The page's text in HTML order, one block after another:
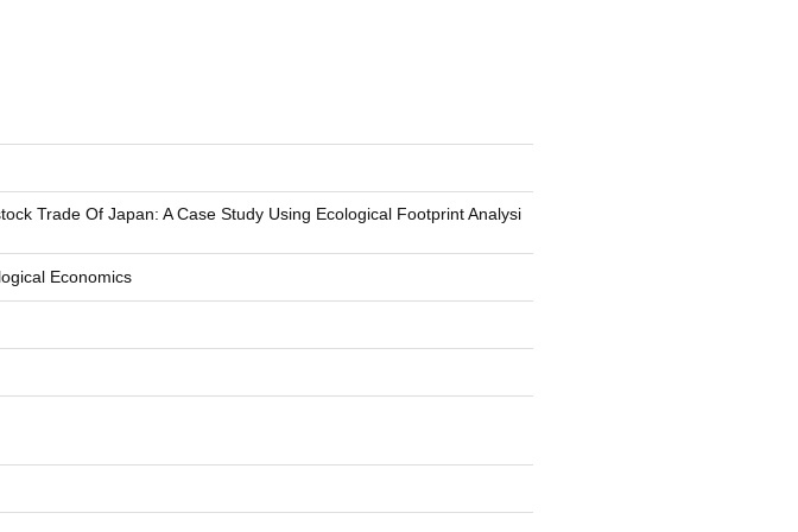
Trade Of Japan: A Case Study Using Ecological Footprint Analysi
Economics